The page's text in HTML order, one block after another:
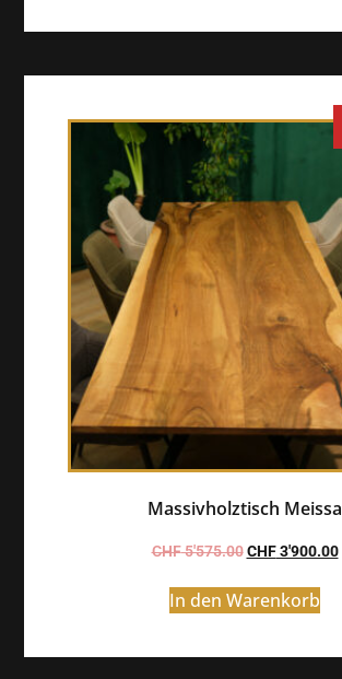
Massivholztisch Meissa
CHF5'575.00 CHF3'900.00
In den Warenkorb